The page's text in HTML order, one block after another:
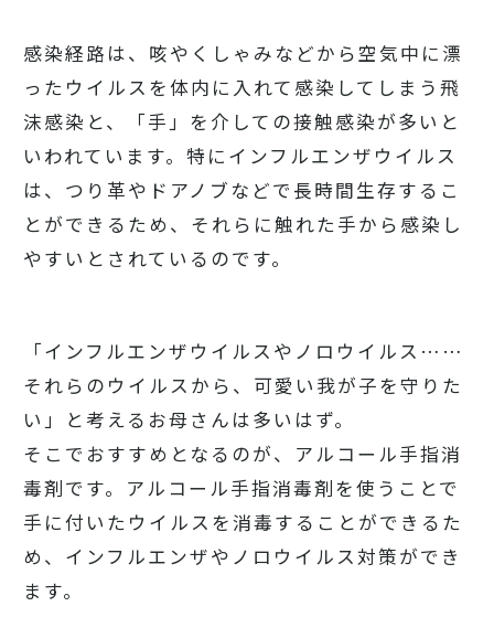
感染経路は、咳やくしゃみなどから空気中に漂
ったウイルスを体内に入れて感染してしまう飛
沫感染と、「手」を介しての接触感染が多いと
いわれています。特にインフルエンザウイルス
は、つり革やドアノブなどで長時間生存するこ
とができるため、それらに触れた手から感染し
やすいとされているのです。
「インフルエンザウイルスやノロウイルス……
それらのウイルスから、可愛い我が子を守りた
い」と考えるお母さんは多いはず。
そこでおすすめとなるのが、アルコール手指消
毒剤です。アルコール手指消毒剤を使うことで
手に付いたウイルスを消毒することができるた
め、インフルエンザやノロウイルス対策ができ
ます。